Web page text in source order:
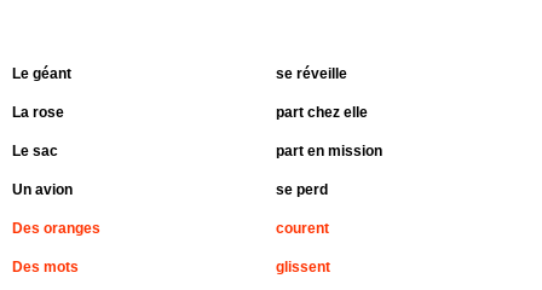
Le géant
La rose
Le sac
Un avion
Des oranges
Des mots
se réveille
part chez elle
part en mission
se perd
courent
glissent